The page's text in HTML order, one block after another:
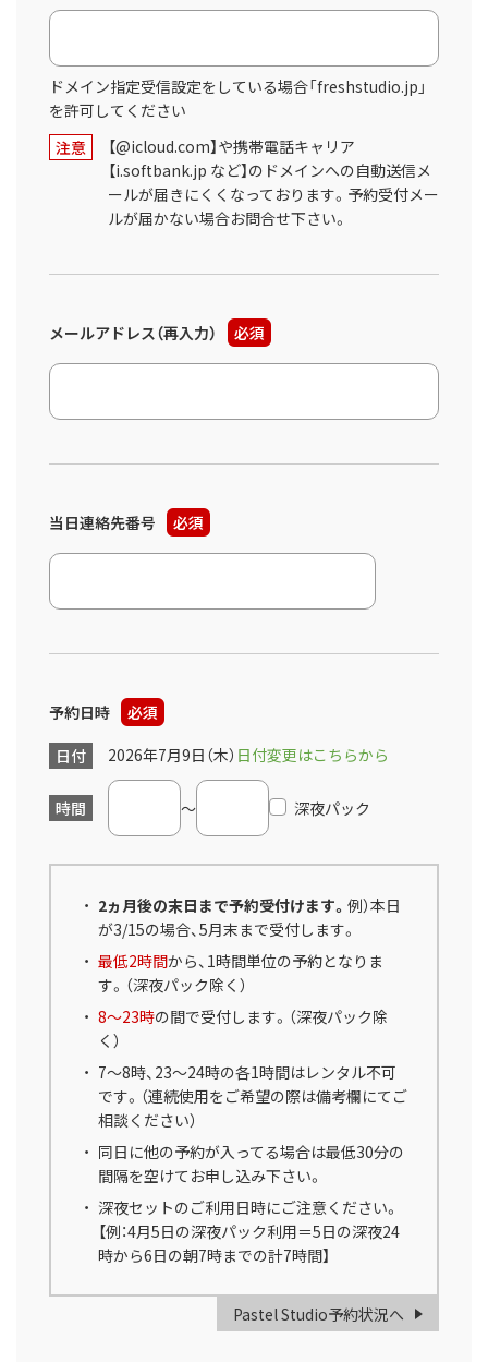
ドメイン指定受信設定をしている場合「freshstudio.jp」
を許可してください
注意
【@icloud.com】や携帯電話キャリア
【i.softbank.jp など】のドメインへの自動送信メ
ールが届きにくくなっております。予約受付メー
ルが届かない場合お問合せ下さい。
メールアドレス（再入力） 必須
当日連絡先番号 必須
予約日時
必須
日付
2026年7月9日（木） 日付変更はこちらから
時間 ～ 深夜パック
2ヵ月後の末日まで予約受付けます。 例）本日
が3/15の場合、5月末まで受付します。
最低2時間から、1時間単位の予約となりま
す。（深夜パック除く）
8～23時の間で受付します。（深夜パック除
く）
7～8時、23～24時の各1時間はレンタル不可
です。（連続使用をご希望の際は備考欄にてご
相談ください）
同日に他の予約が入ってる場合は最低30分の
間隔を空けてお申し込み下さい。
深夜セットのご利用日時にご注意ください。
【例：4月5日の深夜パック利用＝5日の深夜24
時から6日の朝7時までの計7時間】
Pastel Studio予約状況へ